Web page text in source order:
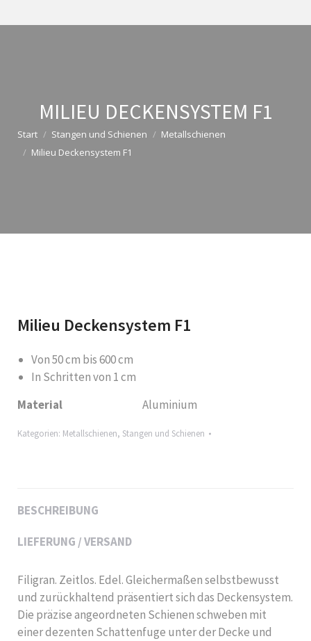
MILIEU DECKENSYSTEM F1
Start Stangen und Schienen
Metallschienen
Milieu Deckensystem F1
Milieu Deckensystem F1
Von 50 cm bis 600 cm
In Schritten von 1 cm
Material
Aluminium
Kategorien: Metallschienen, Stangen und Schienen
BESCHREIBUNG
LIEFERUNG / VERSAND
Filigran. Zeitlos. Edel. Gleichermaßen selbstbewusst
und zurückhaltend präsentiert sich das Deckensystem.
Die präzise angeordneten Schienen schweben mit
einer dezenten Schattenfuge unter der Decke und